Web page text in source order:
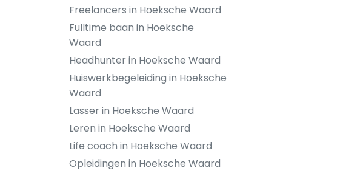
Freelancers in Hoeksche Waard
Fulltime baan in Hoeksche
Waard
Headhunter in Hoeksche Waard
Huiswerkbegeleiding in Hoeksche
Waard
Lasser in Hoeksche Waard
Leren in Hoeksche Waard
Life coach in Hoeksche Waard
Opleidingen in Hoeksche Waard